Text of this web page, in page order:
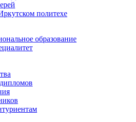
политехе
образование